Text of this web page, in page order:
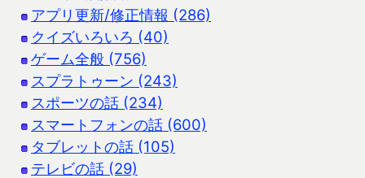
アプリ更新/修正情報 (286)
クイズいろいろ (40)
ゲーム全般 (756)
スプラトゥーン (243)
スポーツの話 (234)
スマートフォンの話 (600)
タブレットの話 (105)
テレビの話 (29)